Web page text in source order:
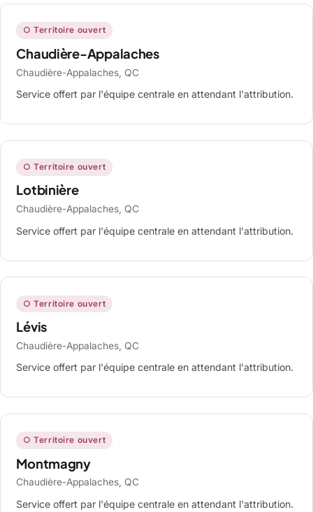
○ Territoire ouvert
Chaudière-Appalaches
Chaudière-Appalaches, QC
Service offert par l'équipe centrale en attendant l'attribution.
○ Territoire ouvert
Lotbinière
Chaudière-Appalaches, QC
Service offert par l'équipe centrale en attendant l'attribution.
○ Territoire ouvert
Lévis
Chaudière-Appalaches, QC
Service offert par l'équipe centrale en attendant l'attribution.
○ Territoire ouvert
Montmagny
Chaudière-Appalaches, QC
Service offert par l'équipe centrale en attendant l'attribution.